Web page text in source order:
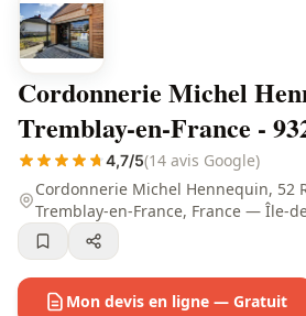
Cordonnerie Michel
Tremblay-en-France -
4,7/5(14 avis Google)
Cordonnerie Michel Hennequin, 52
Tremblay-en-France, France — Île-
Mon devis en ligne — Gratuit